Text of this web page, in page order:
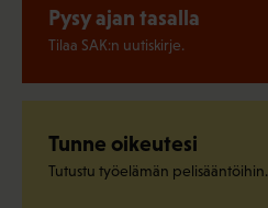
Pysy ajan tasalla
Tilaa SAK:n uutiskirje.
Tunne oikeutesi
Tutustu työelämän pelisääntöihin.